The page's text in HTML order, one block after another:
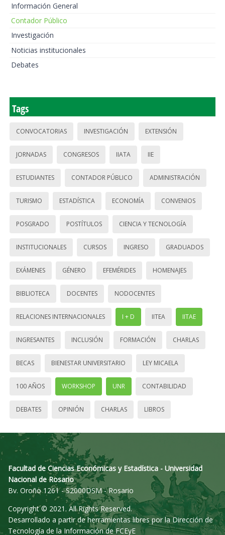
Información General
Contador Público
Investigación
Noticias institucionales
Debates
Tags
CONVOCATORIAS INVESTIGACIÓN EXTENSIÓN
JORNADAS CONGRESOS IIATA IIE
ESTUDIANTES CONTADOR PÚBLICO ADMINISTRACIÓN
TURISMO ESTADÍSTICA ECONOMÍA CONVENIOS
POSGRADO POSTÍTULOS CIENCIA Y TECNOLOGÍA
INSTITUCIONALES CURSOS INGRESO GRADUADOS
EXÁMENES GÉNERO EFEMÉRIDES HOMENAJES
BIBLIOTECA DOCENTES NODOCENTES
RELACIONES INTERNACIONALES I + D IITEA IITAE
INGRESANTES INCLUSIÓN FORMACIÓN CHARLAS
BECAS BIENESTAR UNIVERSITARIO LEY MICAELA
100 AÑOS WORKSHOP UNR CONTABILIDAD
DEBATES OPINIÓN CHARLAS LIBROS
Facultad de Ciencias Económicas y Estadística - Universidad
Nacional de Rosario
Bv. Oroño 1261 - S2000DSM - Rosario
Copyright © 2021. All Rights Reserved.
Desarrollado a partir de herramientas libres por la Dirección de
Tecnología de la Información de FCEyE